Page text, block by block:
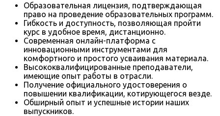
Образовательная лицензия, подтверждающая
право на проведение образовательных программ.
Гибкость и доступность, позволяющая пройти
курс в удобное время, дистанционно.
Современная онлайн-платформа с
инновационными инструментами для
комфортного и простого усваивания материала.
Высококвалифицированные преподаватели,
имеющие опыт работы в отрасли.
Получение официального удостоверения о
повышении квалификации, котирующегося везде.
Обширный опыт и успешные истории наших
выпускников.